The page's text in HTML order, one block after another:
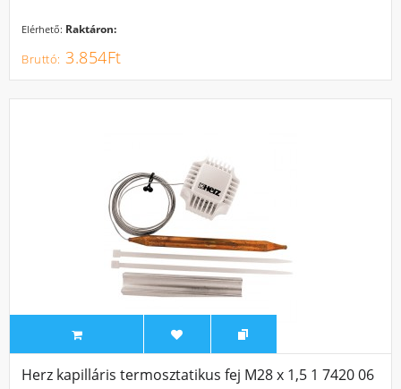
Elérhető: Raktáron:
3.854Ft
Herz kapilláris termosztatikus fej M28 x 1,5 1 7420 06